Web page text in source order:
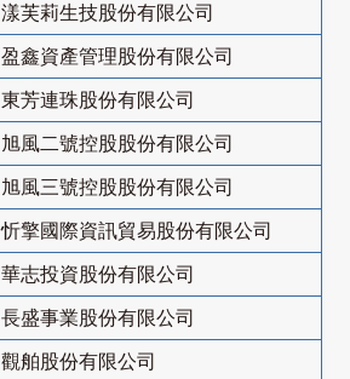
漾芙莉生技股份有限公司
盈鑫資產管理股份有限公司
東芳連珠股份有限公司
旭風二號控股股份有限公司
旭風三號控股股份有限公司
忻擎國際資訊貿易股份有限公司
華志投資股份有限公司
長盛事業股份有限公司
觀舶股份有限公司